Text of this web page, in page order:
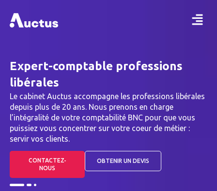
Expert-comptable professions
libérales
Le cabinet Auctus accompagne les professions libérales
depuis plus de 20 ans. Nous prenons en charge
l’intégralité de votre comptabilité BNC pour que vous
puissiez vous concentrer sur votre coeur de métier :
servir vos clients.
CONTACTEZ-
NOUS
OBTENIR UN DEVIS